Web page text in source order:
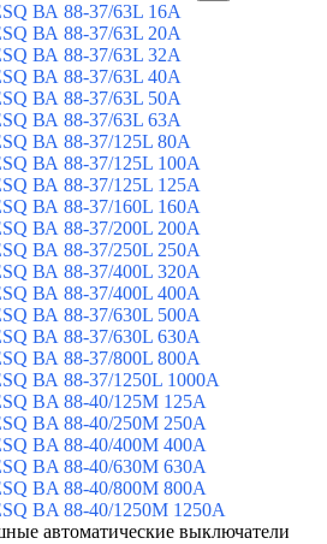
ВА 88-37/63L 16A
ВА 88-37/63L 20A
ВА 88-37/63L 32A
ВА 88-37/63L 40A
ВА 88-37/63L 50A
ВА 88-37/63L 63A
ВА 88-37/125L 80A
ВА 88-37/125L 100A
ВА 88-37/125L 125A
ВА 88-37/160L 160A
ВА 88-37/200L 200A
ВА 88-37/250L 250A
ВА 88-37/400L 320A
ВА 88-37/400L 400A
ВА 88-37/630L 500A
ВА 88-37/630L 630A
ВА 88-37/800L 800A
ВА 88-37/1250L 1000A
BA 88-40/125M 125A
BA 88-40/250M 250A
BA 88-40/400M 400A
BA 88-40/630М 630A
BA 88-40/800M 800A
BA 88-40/1250М 1250A
автоматические выключатели